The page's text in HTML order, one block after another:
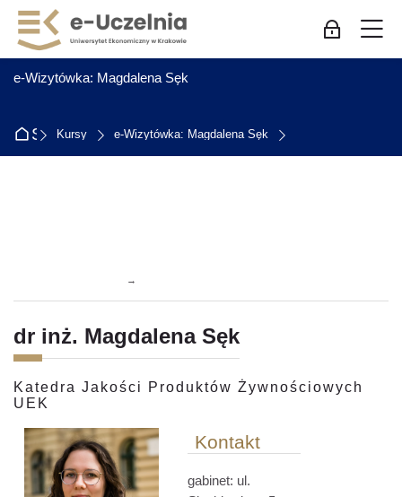
Skip to navigation
Skip to login form
Przejdź do głównej zawartości
Skip to accessibility options
Skip to footer
Skip accessibility options
Zaloguj
e-Wizytówka: Magdalena Sęk
Strona główna
Kursy e-Wizytówka: Magdalena Sęk
→
dr inż. Magdalena Sęk
Katedra Jakości Produktów Żywnościowych
UEK
Kontakt
gabinet: ul.